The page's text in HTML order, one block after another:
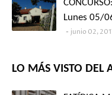
Lunes 05/
junio 02,
LO MÁS VISTO DEL